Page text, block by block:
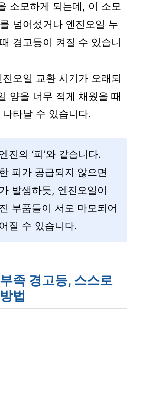
소모하게 되는데, 이 소모
넘어섰거나 엔진오일 누
경고등이 켜질 수 있습니
오일 교환 시기가 오래되
양을 너무 적게 채웠을 때
타날 수 있습니다.
진의 ‘피’와 같습니다.
피가 공급되지 않으면
발생하듯, 엔진오일이
부품들이 서로 마모되어
질 수 있습니다.
족 경고등, 스스로
법